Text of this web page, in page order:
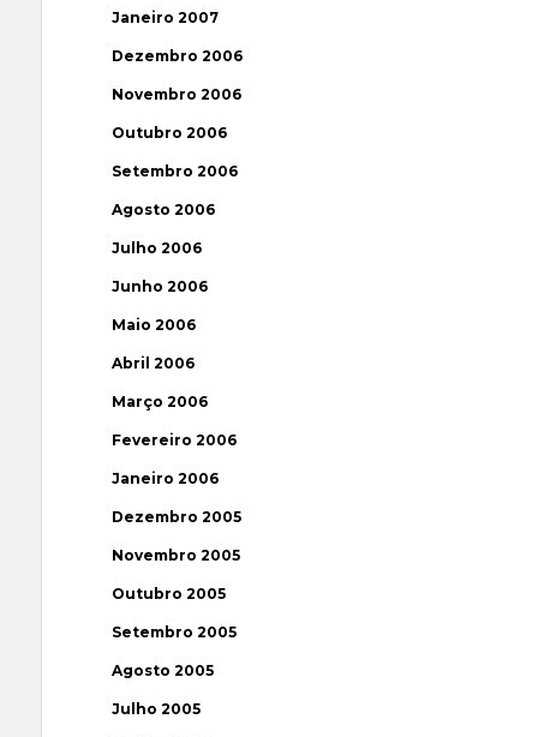
Janeiro 2007
Dezembro 2006
Novembro 2006
Outubro 2006
Setembro 2006
Agosto 2006
Julho 2006
Junho 2006
Maio 2006
Abril 2006
Março 2006
Fevereiro 2006
Janeiro 2006
Dezembro 2005
Novembro 2005
Outubro 2005
Setembro 2005
Agosto 2005
Julho 2005